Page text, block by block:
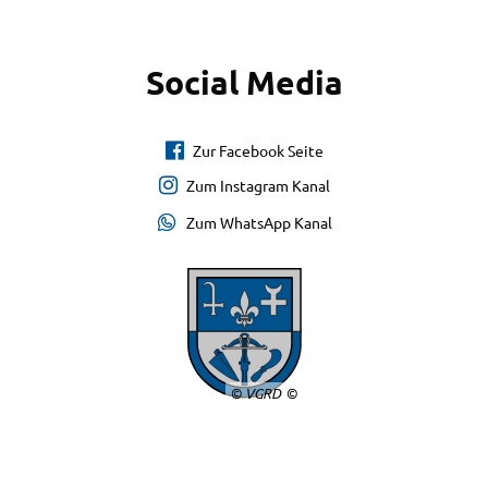
Social Media
Zur Facebook Seite
Zum Instagram Kanal
Zum WhatsApp Kanal
© VGRD